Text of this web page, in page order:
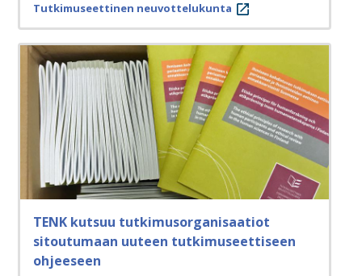
Tutkimuseettinen neuvottelukunta
TENK kutsuu tutkimusorganisaatiot
sitoutumaan uuteen tutkimuseettiseen
ohjeeseen